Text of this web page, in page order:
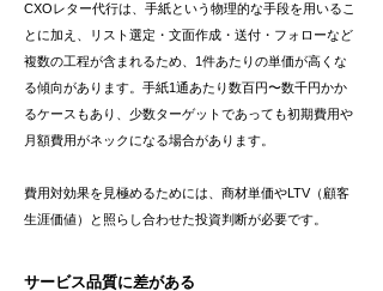
CXOレター代行は、手紙という物理的な手段を用いるこ
とに加え、リスト選定・文面作成・送付・フォローなど
複数の工程が含まれるため、1件あたりの単価が高くな
る傾向があります。手紙1通あたり数百円〜数千円かか
るケースもあり、少数ターゲットであっても初期費用や
月額費用がネックになる場合があります。
費用対効果を見極めるためには、商材単価やLTV（顧客
生涯価値）と照らし合わせた投資判断が必要です。
サービス品質に差がある